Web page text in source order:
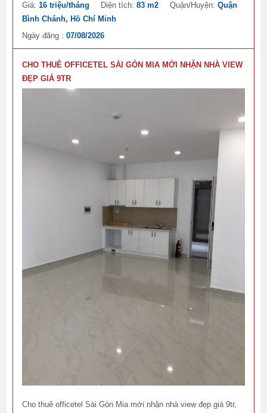
Giá:16 triệu/tháng Diện tích:83 m2 Quận/Huyện:Quận
Bình Chánh, Hồ Chí Minh
Ngày đăng :07/08/2026
CHO THUÊ OFFICETEL SÀI GÒN MIA MỚI NHẬN NHÀ VIEW
ĐẸP GIÁ 9TR
Cho thuê officetel Sài Gòn Mia mới nhận nhà view đẹp giá 9tr,